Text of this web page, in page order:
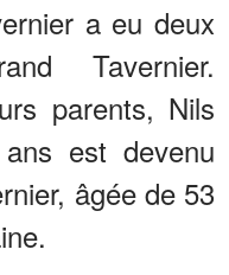
a eu deux
Tavernier.
parents, Nils
est devenu
âgée de 53